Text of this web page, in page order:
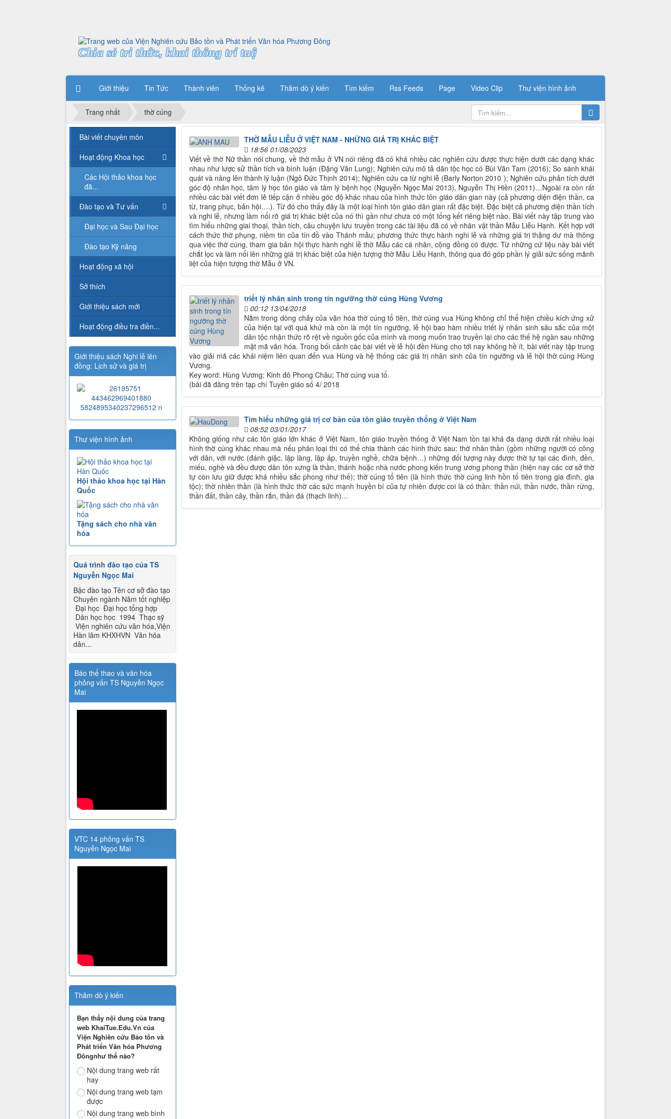
Chia sẻ tri thức, khai thông trí tuệ
Giới thiệu Tin Tức Thành viên Thống kê Thăm dò ý kiến Tìm kiếm Rss Feeds Page Video Clip Thư viện hình ảnh
Trang nhất thờ cúng
THỜ MẪU LIỄU Ở VIỆT NAM - NHỮNG GIÁ TRỊ KHÁC BIỆT
18:56 01/08/2023
Viết về thờ Nữ thần nói chung, về thờ mẫu ở VN nói riêng đã có khá nhiều các nghiên cứu được thực hiện dưới các dạng khác
nhau như lược sử thần tích và bình luận (Đặng Văn Lung); Nghiên cứu mô tả dân tộc học có Bùi Văn Tam (2016); So sánh khái
quát và nâng lên thành lý luận (Ngô Đức Thịnh 2014); Nghiên cứu ca từ nghi lễ (Barly Norton 2010 ); Nghiên cứu phân tích dưới
góc độ nhân học, tâm lý học tôn giáo và tâm lý bệnh học (Nguyễn Ngọc Mai 2013), Nguyễn Thị Hiền (2011)…Ngoài ra còn rất
nhiều các bài viết đơn lẻ tiếp cận ở nhiều góc độ khác nhau của hình thức tôn giáo dân gian này (cả phương diện điện thần, ca
từ, trang phục, bản hội….). Từ đó cho thấy đây là một loại hình tôn giáo dân gian rất đặc biệt. Đặc biệt cả phương diện thần tích
và nghi lễ, nhưng làm nổi rõ giá trị khác biệt của nó thì gần như chưa có một tổng kết riêng biệt nào. Bài viết này tập trung vào
tìm hiểu những giai thoại, thần tích, câu chuyện lưu truyền trong các tài liệu đã có về nhân vật thần Mẫu Liễu Hạnh. Kết hợp với
cách thức thờ phụng, niềm tin của tín đồ vào Thánh mẫu; phương thức thực hành nghi lễ và những giá trị thặng dư mà thông
qua việc thờ cúng, tham gia bản hội thực hành nghi lễ thờ Mẫu các cá nhân, cộng đồng có được. Từ những cứ liệu này bài viết
chắt lọc và làm nổi lên những giá trị khác biệt của hiện tượng thờ Mẫu Liễu Hạnh, thông qua đó góp phần lý giải sức sống mãnh
liệt của hiện tượng thờ Mẫu ở VN.
triết lý nhân sinh trong tín ngưỡng thờ cúng Hùng Vương
00:12 13/04/2018
Nằm trong dòng chảy của văn hóa thờ cúng tổ tiên, thờ cúng vua Hùng không chỉ thể hiện chiều kích ứng xử
của hiện tại với quá khứ mà còn là một tín ngưỡng, lễ hội bao hàm nhiều triết lý nhân sinh sâu sắc của một
dân tộc nhận thức rõ rệt về nguồn gốc của mình và mong muốn trao truyền lại cho các thế hệ ngàn sau những
mật mã văn hóa. Trong bối cảnh các bài viết về lễ hội đền Hùng cho tới nay không hề ít, bài viết này tập trung
vào giải mã các khái niệm liên quan đến vua Hùng và hệ thống các giá trị nhân sinh của tín ngưỡng và lễ hội thờ cúng Hùng
Vương.
Key word: Hùng Vương; Kinh đô Phong Châu; Thờ cúng vua tổ.
(bài đã đăng trên tạp chí Tuyên giáo số 4/ 2018
Tìm hiểu những giá trị cơ bản của tôn giáo truyền thống ở Việt Nam
08:52 03/01/2017
Không giống như các tôn giáo lớn khác ở Việt Nam, tôn giáo truyền thống ở Việt Nam tồn tại khá đa dạng dưới rất nhiều loại
hình thờ cúng khác nhau mà nếu phân loại thì có thể chia thành các hình thức sau: thờ nhân thần (gồm những người có công
với dân, với nước (đánh giặc, lập làng, lập ấp, truyền nghề, chữa bệnh…) những đối tượng này được thờ tự tại các đình, đền,
miếu, nghè và đều được dân tôn xưng là thần, thánh hoặc nhà nước phong kiến trung ương phong thần (hiện nay các cơ sở thờ
tự còn lưu giữ được khá nhiều sắc phong như thế); thờ cúng tổ tiên (là hình thức thờ cúng linh hồn tổ tiên trong gia đình, gia
tộc); thờ nhiên thần (là hình thức thờ các sức mạnh huyền bí của tự nhiên được coi là có thần: thần núi, thần nước, thần rừng,
thần đất, thần cây, thần rắn, thần đá (thạch linh)…
Bài viết chuyên môn
Hoạt động Khoa học
Các Hội thảo khoa học
đã...
Đào tạo và Tư vấn
Đại học và Sau Đại học
Đào tạo Kỹ năng
Hoạt động xã hội
Sở thích
Giới thiệu sách mới
Hoạt động điều tra điền...
Giới thiệu sách Nghi lễ lên
đồng: Lịch sử và giá trị
Thư viện hình ảnh
Hội thảo khoa học tại Hàn
Quốc
Tặng sách cho nhà văn
hóa
Quá trình đào tạo của TS
Nguyễn Ngọc Mai
Bậc đào tạo Tên cơ sở đào tạo
Chuyên ngành Năm tốt nghiệp
Đại học Đại học tổng hợp
Dân học học 1994 Thạc sỹ
Viện nghiên cứu văn hóa,Viện
Hàn lâm KHXHVN Văn hóa
dân...
Báo thể thao và văn hóa
phỏng vấn TS Nguyễn Ngọc
Mai
VTC 14 phỏng vấn TS
Nguyễn Ngọc Mai
Thăm dò ý kiến
Bạn thấy nội dung của trang
web KhaiTue.Edu.Vn của
Viện Nghiên cứu Bảo tồn và
Phát triển Văn hóa Phương
Đôngnhư thế nào?
Nội dung trang web rất
hay
Nội dung trang web tạm
được
Nội dung trang web bình